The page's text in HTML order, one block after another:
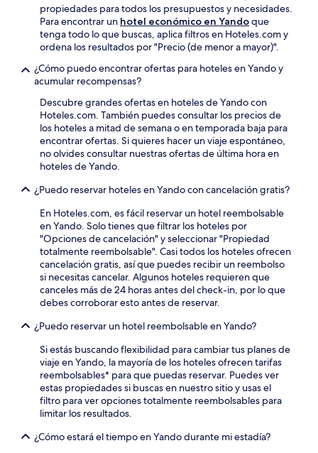
propiedades para todos los presupuestos y necesidades.
Para encontrar un hotel económico en Yandoque
tenga todo lo que buscas, aplica filtros en Hoteles.com y
ordena los resultados por "Precio (de menor a mayor)".
¿Cómo puedo encontrar ofertas para hoteles en Yando y
acumular recompensas?
Descubre grandes ofertas en hoteles de Yando con
Hoteles.com. También puedes consultar los precios de
los hoteles a mitad de semana o en temporada baja para
encontrar ofertas. Si quieres hacer un viaje espontáneo,
no olvides consultar nuestras ofertas de última hora en
hoteles de Yando.
¿Puedo reservar hoteles en Yando con cancelación gratis?
En Hoteles.com, es fácil reservar un hotel reembolsable
en Yando. Solo tienes que filtrar los hoteles por
"Opciones de cancelación" y seleccionar "Propiedad
totalmente reembolsable". Casi todos los hoteles ofrecen
cancelación gratis, así que puedes recibir un reembolso
si necesitas cancelar. Algunos hoteles requieren que
canceles más de 24 horas antes del check-in, por lo que
debes corroborar esto antes de reservar.
¿Puedo reservar un hotel reembolsable en Yando?
Si estás buscando flexibilidad para cambiar tus planes de
viaje en Yando, la mayoría de los hoteles ofrecen tarifas
reembolsables* para que puedas reservar. Puedes ver
estas propiedades si buscas en nuestro sitio y usas el
filtro para ver opciones totalmente reembolsables para
limitar los resultados.
¿Cómo estará el tiempo en Yando durante mi estadía?